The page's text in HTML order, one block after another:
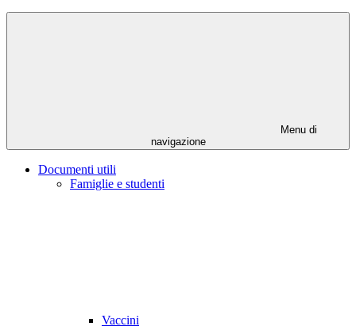
Menu di
navigazione
Documenti utili
Famiglie e studenti
Vaccini